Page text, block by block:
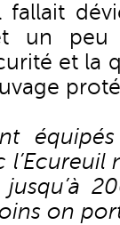
un peu
et la
on